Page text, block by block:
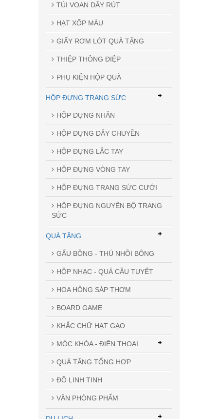
TÚI VOAN DÂY RÚT
HẠT XỐP MÀU
GIẤY RƠM LÓT QUÀ TẶNG
THIỆP THÔNG ĐIỆP
PHỤ KIỆN HỘP QUÀ
HỘP ĐỰNG TRANG SỨC
HỘP ĐỰNG NHẪN
HỘP ĐỰNG DÂY CHUYỀN
HỘP ĐỰNG LẮC TAY
HỘP ĐỰNG VÒNG TAY
HỘP ĐỰNG TRANG SỨC CƯỚI
HỘP ĐỰNG NGUYÊN BỘ TRANG
SỨC
+
QUÀ TẶNG
GẤU BÔNG - THÚ NHỒI BÔNG
HỘP NHẠC - QUẢ CẦU TUYẾT
HOA HỒNG SÁP THƠM
BOARD GAME
KHẮC CHỮ HẠT GẠO
MÓC KHÓA - ĐIỆN THOẠI +
QUÀ TẶNG TỔNG HỢP
ĐỒ LINH TINH
VĂN PHÒNG PHẨM
+
+